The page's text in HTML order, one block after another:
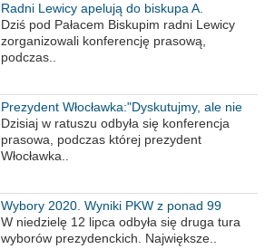
Radni Lewicy apelują do biskupa A.
Wiesława Meringa
Dziś pod Pałacem Biskupim radni Lewicy
zorganizowali konferencję prasową,
podczas..
Prezydent Włocławka:"Dyskutujmy, ale nie
obrażajmy się”
Dzisiaj w ratuszu odbyła się konferencja
prasowa, podczas której prezydent
Włocławka..
Wybory 2020. Wyniki PKW z ponad 99
procent obwodów
W niedzielę 12 lipca odbyła się druga tura
wyborów prezydenckich. Największe..